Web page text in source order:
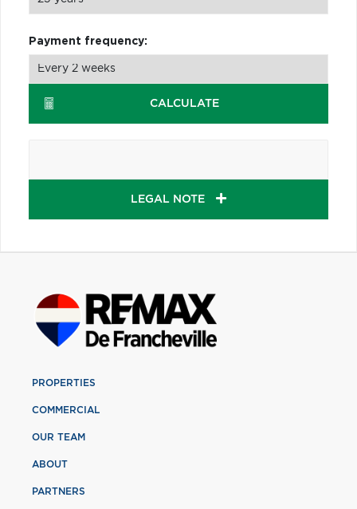
Payment frequency:
CALCULATE
LEGAL NOTE
PROPERTIES
COMMERCIAL
OUR TEAM
ABOUT
PARTNERS